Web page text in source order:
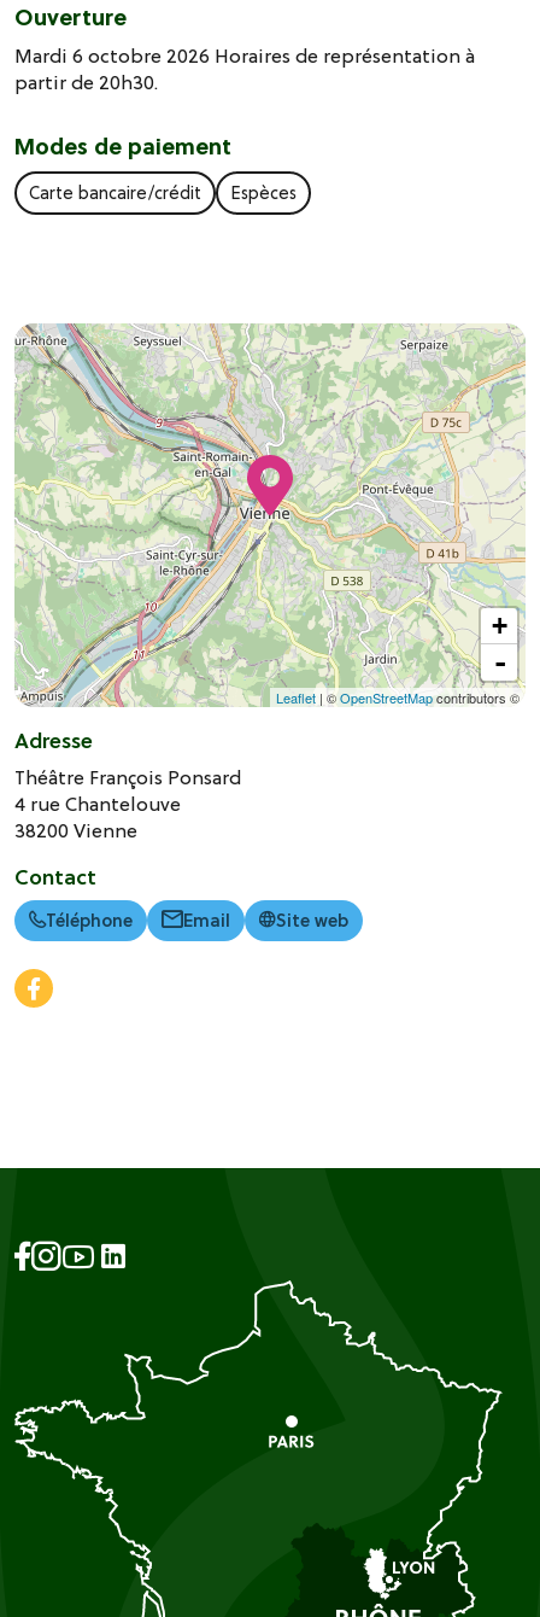
Ouverture
Mardi 6 octobre 2026 Horaires de représentation à
partir de 20h30.
Modes de paiement
Carte bancaire/crédit Espèces
+
-
Leaflet | ©OpenStreetMapcontributors ©
Adresse
Théâtre François Ponsard
4 rue Chantelouve
38200Vienne
Contact
Téléphone Email Site web